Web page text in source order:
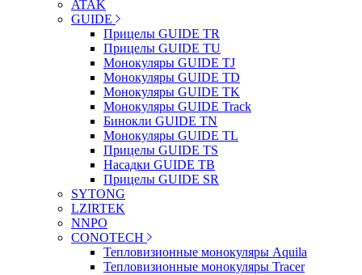
ATAK
GUIDE
Прицелы GUIDE TR
Прицелы GUIDE TU
Монокуляры GUIDE TJ
Монокуляры GUIDE TD
Монокуляры GUIDE TK
Монокуляры GUIDE Track
Бинокли GUIDE TN
Монокуляры GUIDE TL
Прицелы GUIDE TS
Насадки GUIDE TB
Прицелы GUIDE SR
SYTONG
LZIRTEK
NNPO
CONOTECH
Тепловизионные монокуляры Aquila
Тепловизионные монокуляры Tracer